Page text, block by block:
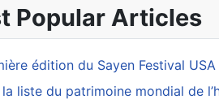
Popular Articles
édition du Sayen Festival USA
liste du patrimoine mondial de